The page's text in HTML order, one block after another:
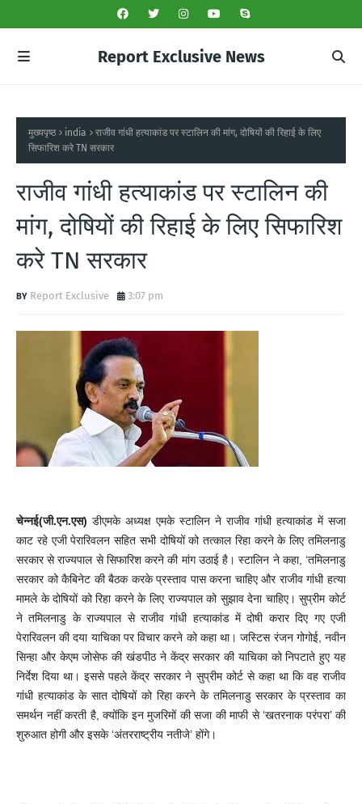
Report Exclusive News
मुख्यपृष्ठ india
राजीव गांधी हत्याकांड पर स्टालिन की मांग, दोषियों की रिहाई के लिए
सिफारिश करे TN सरकार
राजीव गांधी हत्याकांड पर स्टालिन की
मांग, दोषियों की रिहाई के लिए सिफारिश
करे TN सरकार
Report Exclusive 3:07 pm
चेन्नई(जी.एन.एस) डीएमके अध्यक्ष एमके स्टालिन ने राजीव गांधी हत्याकांड में सजा
काट रहे एजी पेरारिवलन सहित सभी दोषियों को तत्काल रिहा करने के लिए तमिलनाडु
सरकार से राज्यपाल से सिफारिश करने की मांग उठाई है। स्टालिन ने कहा, ‘तमिलनाडु
सरकार को कैबिनेट की बैठक करके प्रस्ताव पास करना चाहिए और राजीव गांधी हत्या
मामले के दोषियों को रिहा करने के लिए राज्यपाल को सुझाव देना चाहिए। सुप्रीम कोर्ट
ने तमिलनाडु के राज्यपाल से राजीव गांधी हत्याकांड में दोषी करार दिए गए एजी
पेरारिवलन की दया याचिका पर विचार करने को कहा था। जस्टिस रंजन गोगोई, नवीन
सिन्हा और केएम जोसेफ की खंडपीठ ने केंद्र सरकार की याचिका को निपटाते हुए यह
निर्देश दिया था। इससे पहले केंद्र सरकार ने सुप्रीम कोर्ट से कहा था कि वह राजीव
गांधी हत्याकांड के सात दोषियों को रिहा करने के तमिलनाडु सरकार के प्रस्ताव का
समर्थन नहीं करती है, क्योंकि इन मुजरिमों की सजा की माफी से ‘खतरनाक परंपरा’ की
शुरुआत होगी और इसके ‘अंतरराष्ट्रीय नतीजे’ होंगे।